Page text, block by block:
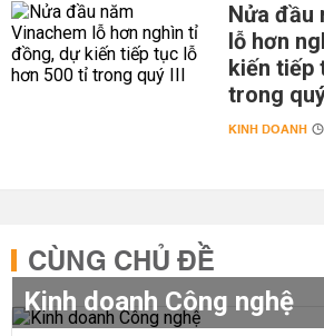
Nửa đầu
lỗ hơn
kiến tiếp
trong
KINH DOANH
CÙNG CHỦ ĐỀ
Kinh doanh Công nghệ